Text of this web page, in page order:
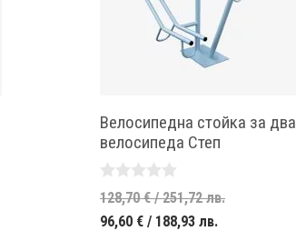
Велосипедна стойка за два
велосипеда Степ
0
o
u
128,70€/ 251,72 лв.
96,60 € / 188,93 лв.